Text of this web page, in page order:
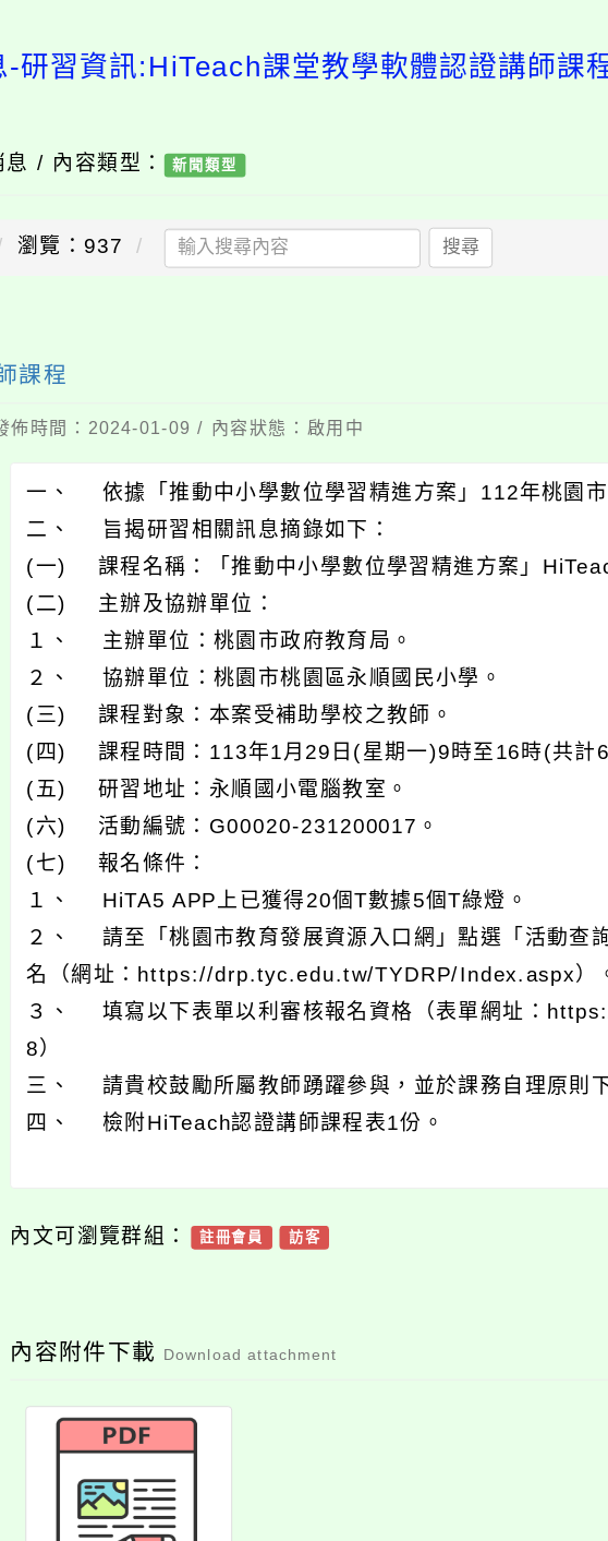
-研習資訊:HiTeach課堂教學軟體認證講師課
/ 內容類型： 新聞類型
瀏覽：937 搜尋
課程
佈時間：2024-01-09 / 內容狀態：啟用中
一、 依據「推動中小學數位學習精進方案」112年桃園市
二、 旨揭研習相關訊息摘錄如下：
(一) 課程名稱：「推動中小學數位學習精進方案」
(二) 主辦及協辦單位：
１、 主辦單位：桃園市政府教育局。
２、 協辦單位：桃園市桃園區永順國民小學。
(三) 課程對象：本案受補助學校之教師。
(四) 課程時間：113年1月29日(星期一)9時至16時(共計6
(五) 研習地址：永順國小電腦教室。
(六) 活動編號：G00020-231200017。
(七) 報名條件：
１、 HiTA5 APP上已獲得20個T數據5個T綠燈。
２、 請至「桃園市教育發展資源入口網」點選「活動查
名（網址：https://drp.tyc.edu.tw/TYDRP/Index.aspx）
３、 填寫以下表單以利審核報名資格（表單網址：
8）
三、 請貴校鼓勵所屬教師踴躍參與，並於課務自理原則
四、 檢附HiTeach認證講師課程表1份。
內文可瀏覽群組： 註冊會員 訪客
內容附件下載 Download attachment